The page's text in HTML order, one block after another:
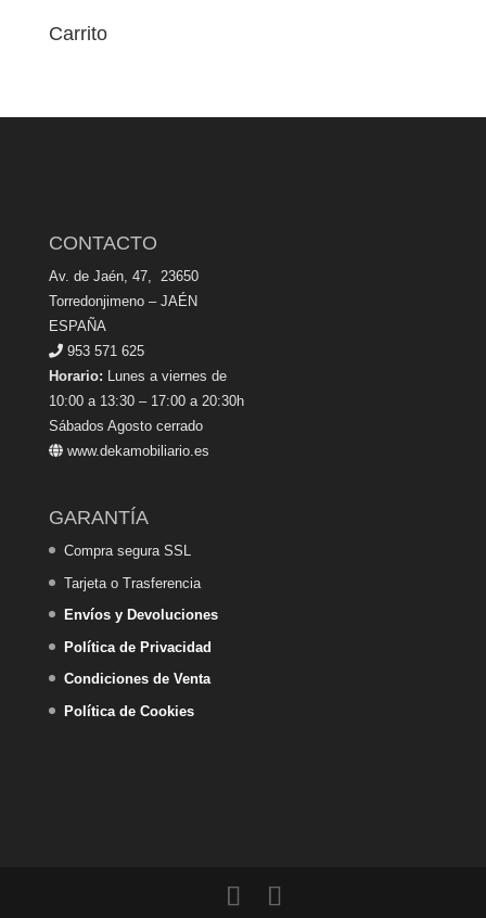
Carrito
CONTACTO
Av. de Jaén, 47, 23650
Torredonjimeno – JAÉN
ESPAÑA
953 571 625
Horario: Lunes a viernes de
10:00 a 13:30 – 17:00 a 20:30h
Sábados Agosto cerrado
www.dekamobiliario.es
GARANTÍA
Compra segura SSL
Tarjeta o Trasferencia
Envíos y Devoluciones
Política de Privacidad
Condiciones de Venta
Política de Cookies